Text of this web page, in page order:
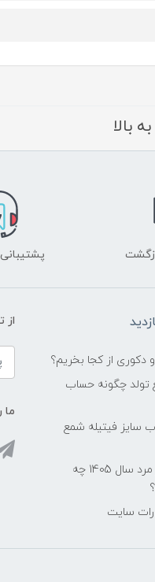
بالا
پشتیبانی ۲۴ ساعته
دکوری از کجا بخریم؟
چگونه حساب
سایز فیتیله شمع
روز پدر - روز مرد سال 1405 چه
سایت
از
ما